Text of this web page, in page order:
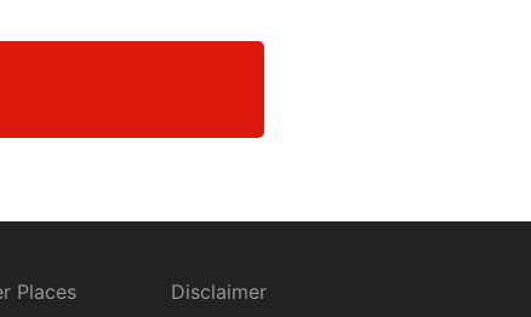
Places Disclaimer